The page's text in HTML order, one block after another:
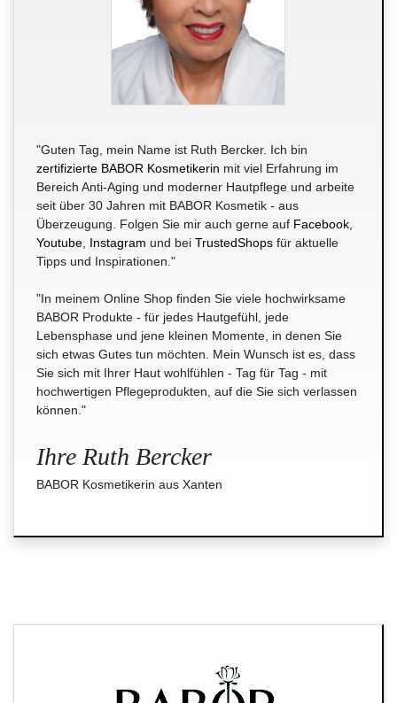
"Guten Tag, mein Name ist Ruth Bercker. Ich bin
zertifizierte BABOR Kosmetikerin mit viel Erfahrung im
Bereich Anti-Aging und moderner Hautpflege und arbeite
seit über 30 Jahren mit BABOR Kosmetik - aus
Überzeugung. Folgen Sie mir auch gerne auf Facebook
Youtube Instagram und bei TrustedShops für aktuelle
Tipps und Inspirationen."
"In meinem Online Shop finden Sie viele hochwirksame
BABOR Produkte - für jedes Hautgefühl, jede
Lebensphase und jene kleinen Momente, in denen Sie
sich etwas Gutes tun möchten. Mein Wunsch ist es, dass
Sie sich mit Ihrer Haut wohlfühlen - Tag für Tag - mit
hochwertigen Pflegeprodukten, auf die Sie sich verlassen
können."
Ihre Ruth Bercker
BABOR Kosmetikerin aus Xanten